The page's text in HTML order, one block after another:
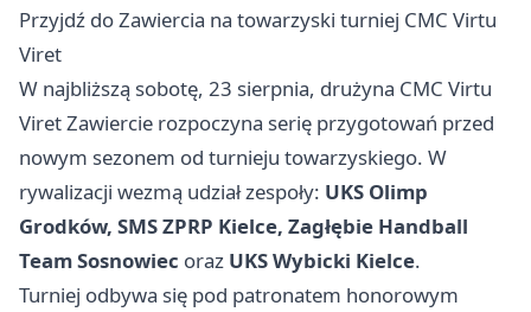
Przyjdź do Zawiercia na towarzyski turniej CMC Virtu
Viret
W najbliższą sobotę, 23 sierpnia, drużyna CMC Virtu
Viret Zawiercie rozpoczyna serię przygotowań przed
nowym sezonem od turnieju towarzyskiego. W
rywalizacji wezmą udział zespoły: UKS Olimp
Grodków, SMS ZPRP Kielce, Zagłębie Handball
Team Sosnowiec oraz UKS Wybicki Kielce.
Turniej odbywa się pod patronatem honorowym